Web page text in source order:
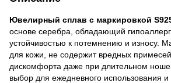
Ювелирный сплав с маркировкой
основе серебра, обладающий
устойчивостью к потемнению и износу.
для кожи, не содержит вредных
дискомфорта даже при длительном
выбор для ежедневного использования и